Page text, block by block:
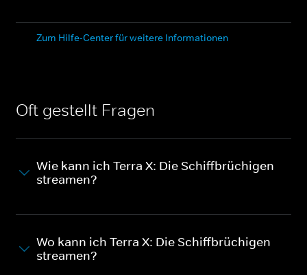
Zum Hilfe-Center für weitere Informationen
Oft gestellt Fragen
Wie kann ich Terra X: Die Schiffbrüchigen
streamen?
Wo kann ich Terra X: Die Schiffbrüchigen
streamen?